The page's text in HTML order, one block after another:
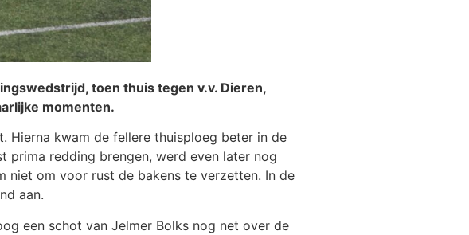
toen thuis tegen v.v. Dieren,
momenten.
Hierna kwam de fellere thuisploeg beter in de
prima redding brengen, werd even later nog
niet om voor rust de bakens te verzetten. In de
aan.
een schot van Jelmer Bolks nog net over de